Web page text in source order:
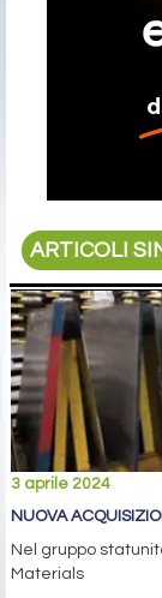
ARTICOLI
3 aprile 2024
NUOVA
Nel gruppo
Materials